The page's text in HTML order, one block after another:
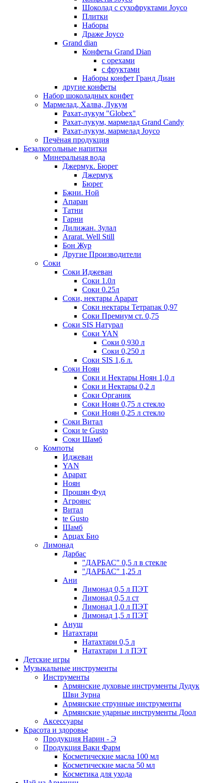
Шоколад с сухофруктами Joyco
Плитки
Наборы
Драже Joyco
Grand dian
Конфеты Grand Dian
с орехами
с фруктами
Наборы конфет Гранд Диан
другие конфеты
Набор шоколадных конфет
Мармелад, Халва, Лукум
Рахат-лукум "Globex"
Рахат-лукум, мармелад Grand Candy
Рахат-лукум, мармелад Joyco
Печёная продукция
Безалкогольные напитки
Минеральная вода
Джермук. Бюрег
Джермук
Бюрег
Бжни. Ной
Апаран
Татни
Гарни
Дилижан. Зулал
Ararat. Well Still
Бон Жур
Другие Производители
Соки
Соки Иджеван
Соки 1.0л
Соки 0.25л
Соки, нектары Арарат
Соки нектары Тетрапак 0,97
Соки Премиум ст. 0,75
Соки SIS Натурал
Соки YAN
Соки 0,930 л
Соки 0,250 л
Соки SIS 1,6 л.
Соки Ноян
Соки и Нектары Ноян 1,0 л
Соки и Нектары 0,2 л
Соки Органик
Соки Ноян 0,75 л стекло
Соки Ноян 0,25 л стекло
Соки Витал
Соки te Gusto
Соки Шамб
Компоты
Иджеван
YAN
Арарат
Ноян
Прошян Фуд
Агроянс
Витал
te Gusto
Шамб
Арцах Био
Лимонад
Дарбас
"ДАРБАС" 0,5 л в стекле
"ДАРБАС" 1,25 л
Ани
Лимонад 0,5 л ПЭТ
Лимонад 0,5 л ст
Лимонад 1,0 л ПЭТ
Лимонад 1,5 л ПЭТ
Ануш
Натахтари
Натахтари 0,5 л
Натахтари 1 л ПЭТ
Детские игры
Музыкальные инструменты
Инструменты
Армянские духовые инструменты Дудук
Шви Зурна
Армянские струнные инструменты
Армянские ударные инструменты Доол
Аксессуары
Красота и здоровье
Продукция Нарин - Э
Продукция Ваки Фарм
Косметические масла 100 мл
Косметические масла 50 мл
Косметика для ухода